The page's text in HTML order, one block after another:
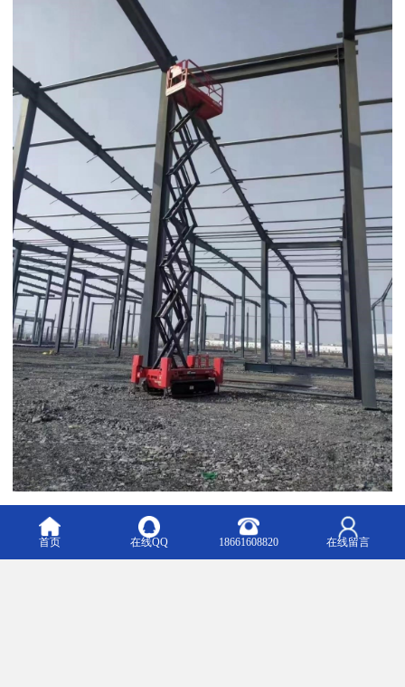
选择我们，就是选择专业、安全与*。
首页 在线QQ 18661608820 在线留言